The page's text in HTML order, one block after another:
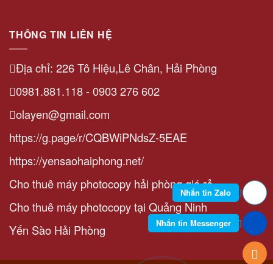
THÔNG TIN LIÊN HỆ
Địa chỉ: 226 Tô Hiệu,Lê Chân, Hải Phòng
0981.881.118 - 0903 276 602
olayen@gmail.com
https://g.page/r/CQBWiPNdsZ-5EAE
https://yensaohaiphong.net/
Cho thuê máy photocopy hải phòng giá rẻ
Cho thuê máy photocopy tại Quảng Ninh
Yến Sào Hải Phòng
Nhắn tin Zalo
Nhắn tin Messenger